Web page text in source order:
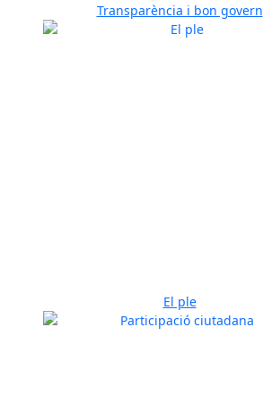
Transparència i bon govern
El ple
Previous